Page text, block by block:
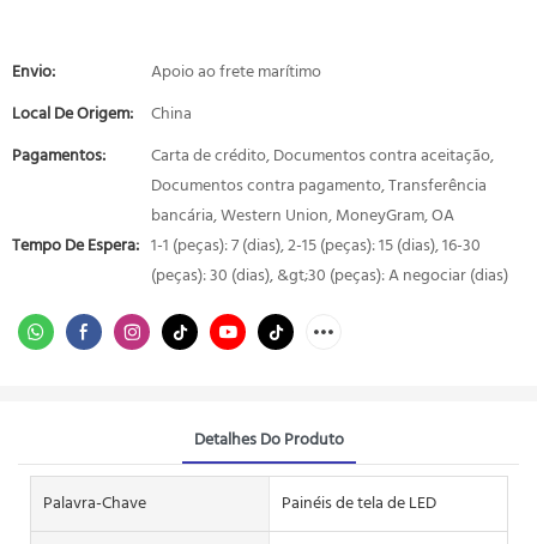
Envio:
Apoio ao frete marítimo
Local De Origem:
China
Pagamentos:
Carta de crédito, Documentos contra aceitação,
Documentos contra pagamento, Transferência
bancária, Western Union, MoneyGram, OA
Tempo De Espera: 1-1 (peças): 7 (dias), 2-15 (peças): 15 (dias), 16-30
(peças): 30 (dias), &gt;30 (peças): A negociar (dias)
Detalhes Do Produto
Palavra-Chave
Painéis de tela de LED